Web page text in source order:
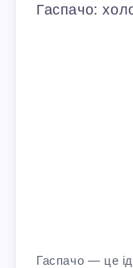
Гаспачо:
Гаспачо — це